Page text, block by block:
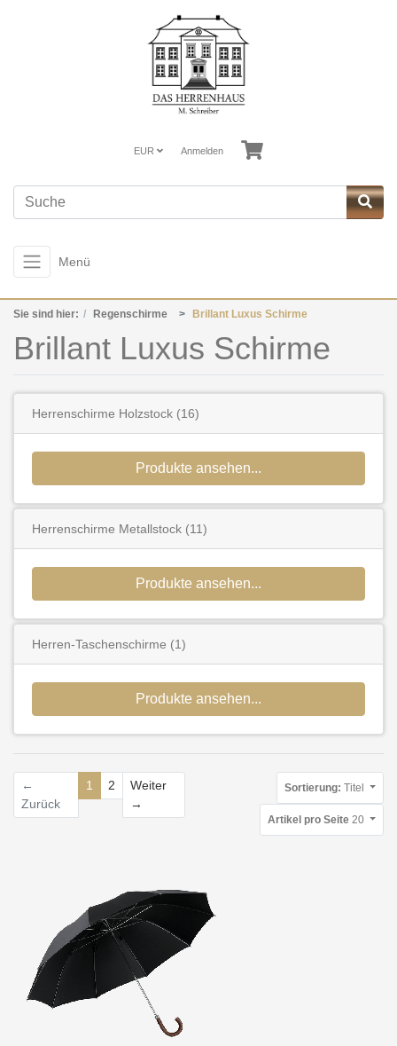
EUR Anmelden
Menü
Sie sind hier: Regenschirme Brillant Luxus Schirme
Brillant Luxus Schirme
Herrenschirme Holzstock (16)
Produkte ansehen...
Herrenschirme Metallstock (11)
Produkte ansehen...
Herren-Taschenschirme (1)
Produkte ansehen...
←
Zurück
1 2
Weiter
→
Sortierung: Titel
Artikel pro Seite 20